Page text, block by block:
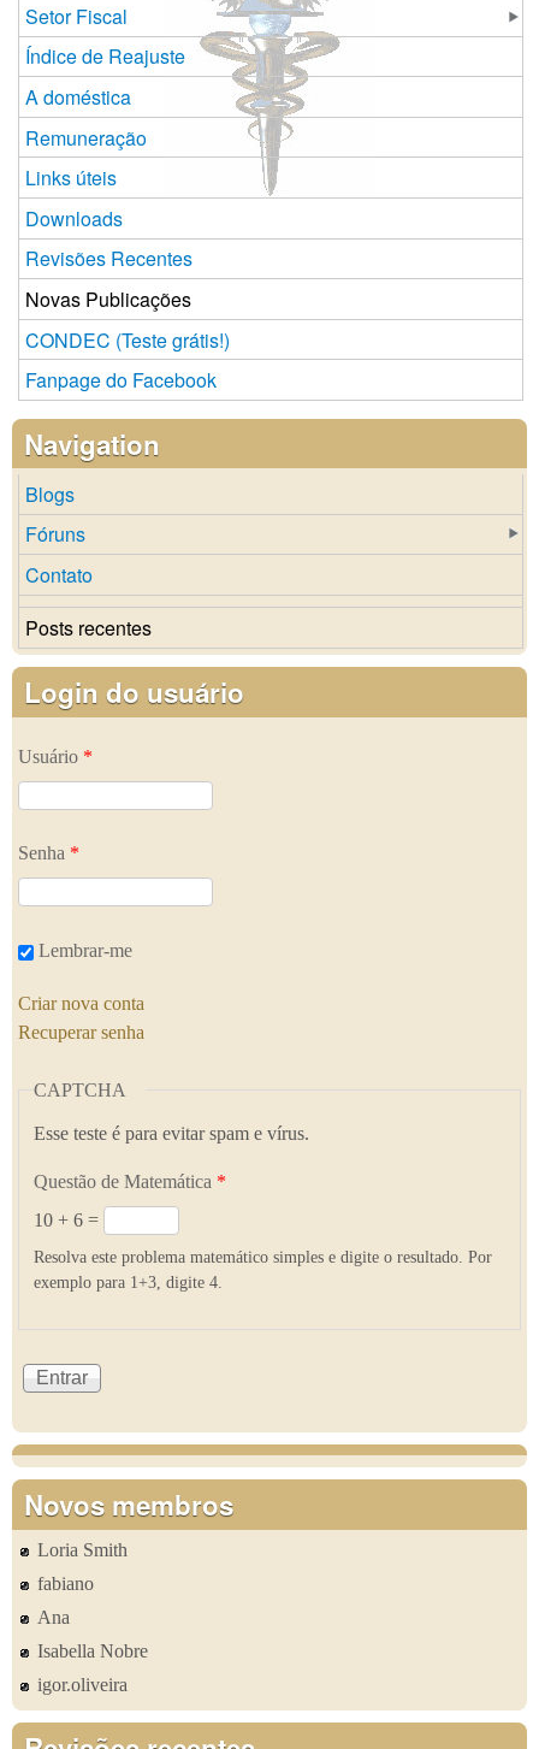
Setor Fiscal
Índice de Reajuste
A doméstica
Remuneração
Links úteis
Downloads
Revisões Recentes
Novas Publicações
CONDEC (Teste grátis!)
Fanpage do Facebook
Navigation
Blogs
Fóruns
Contato
Posts recentes
Login do usuário
Usuário *
Senha *
Lembrar-me
Criar nova conta
Recuperar senha
CAPTCHA
Esse teste é para evitar spam e vírus.
Questão de Matemática *
10 + 6 =
Resolva este problema matemático simples e digite o resultado. Por
exemplo para 1+3, digite 4.
Novos membros
Loria Smith
fabiano
Ana
Isabella Nobre
igor.oliveira